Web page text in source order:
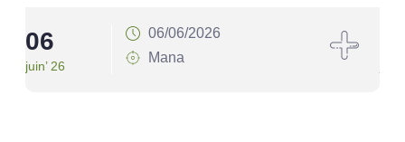
06
juin’ 26
06/06/2026
Mana